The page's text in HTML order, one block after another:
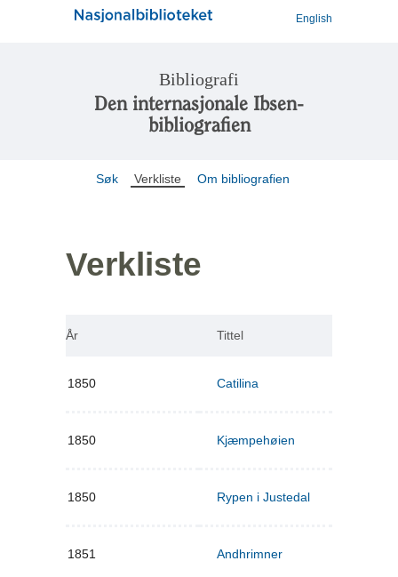
English
Bibliografi
Den internasjonale Ibsen-
bibliografien
Søk Verkliste Om bibliografien
Verkliste
År Tittel
1850 Catilina
1850 Kjæmpehøien
1850 Rypen i Justedal
1851 Andhrimner